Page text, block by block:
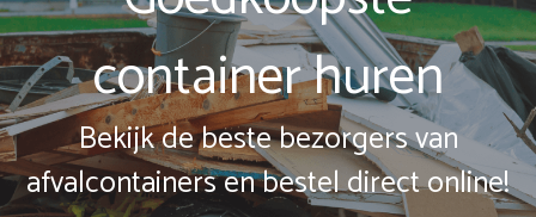
container huren
Bekijk de beste bezorgers van
afvalcontainers en bestel direct online!